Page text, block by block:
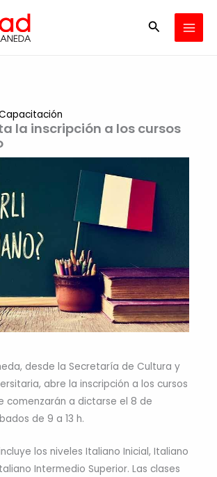
Buscar
la inscripción a los cursos
desde la Secretaría de Cultura y
abre la inscripción a los cursos
comenzarán a dictarse el 8 de
de 9 a 13 h.
los niveles Italiano Inicial, Italiano
Intermedio Superior. Las clases